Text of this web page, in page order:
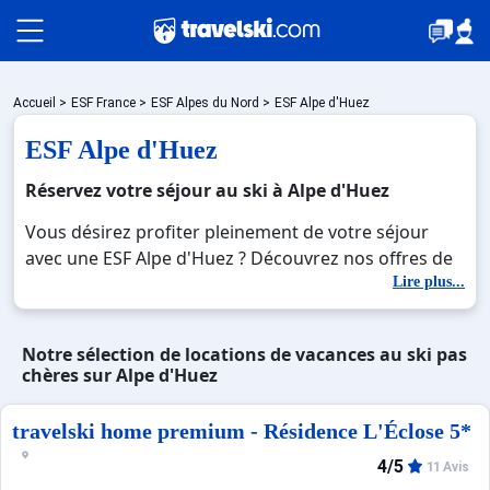
Packages
Stations
Hébergements
Bons plans
☼ Montagne été
Accueil > ESF France > ESF Alpes du Nord > ESF Alpe d'Huez
ESF Alpe d'Huez
Réservez votre séjour au ski à Alpe d'Huez
Vous désirez profiter pleinement de votre séjour
avec une ESF Alpe d'Huez ? Découvrez nos offres de
ESF Alpe d'Huez pour skier sans limite à noel, jour de
l'an, février. Fermez les yeux et imaginez… Profitez de
moderne où vous pourrez mêler les plaisirs de la
glisse sur les pistes de ski et des activités en totale
montagnards. Pour un week-end ou pour 7 jours en
ESF Alpe d'Huez , en famille ou entre amis, c'est
Lire plus...
Notre sélection de locations de vacances au ski pas
chères sur Alpe d'Huez
travelski home premium - Résidence L'Éclose 5*
4/5 11 Avis